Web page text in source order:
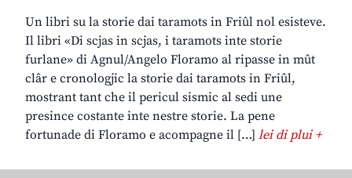
Un libri su la storie dai taramots in Friûl nol esisteve.
Il libri «Di scjas in scjas, i taramots inte storie
furlane» di Agnul/Angelo Floramo al ripasse in mût
clâr e cronologjic la storie dai taramots in Friûl,
mostrant tant che il pericul sismic al sedi une
presince costante inte nestre storie. La pene
fortunade di Floramo e acompagne il […] lei di plui +